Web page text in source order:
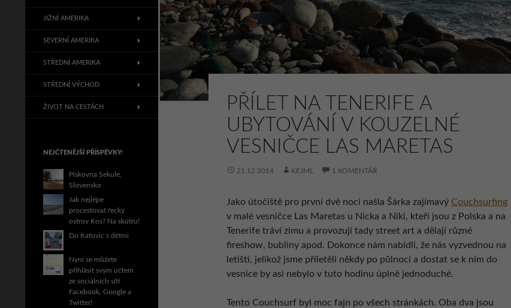
PŘÍLET NA TENERIFE A
UBYTOVÁNÍ V KOUZELNÉ
VESNIČCE LAS MARETAS
21.12.2014 KEJML 1 KOMENTÁŘ
Jako útočiště pro první dvě noci našla Šárka zajímavý Couchsurfing
v malé vesničce Las Maretas u Nicka a Niki, kteří jsou z Polska a na
Tenerife tráví zimu a provozují tady street art a dělají různé
fireshow, bubliny apod. Dokonce nám nabídli, že nás vyzvednou na
letišti, jelikož jsme přiletěli někdy po půlnoci a dostat se k nim do
vesnice by asi nebylo v tuto hodinu úplně jednoduché.
Tento Couchsurf byl moc fajn po všech stránkách. Oba dva jsou
JIŽNÍ AMERIKA
SEVERNÍ AMERIKA
STŘEDNÍ AMERIKA
STŘEDNÍ VÝCHOD
ŽIVOT NA CESTÁCH
NEJČTENĚJŠÍ PŘÍSPĚVKY:
Pískovna Sekule,
Slovensko
Jak nejlépe
procestovat řecký
ostrov Kos? Na skútru!
Do Katovic s dětmi
Nyní se můžete
přihlásit svým účtem
ze sociálních sítí
Facebook, Google a
Twitter!